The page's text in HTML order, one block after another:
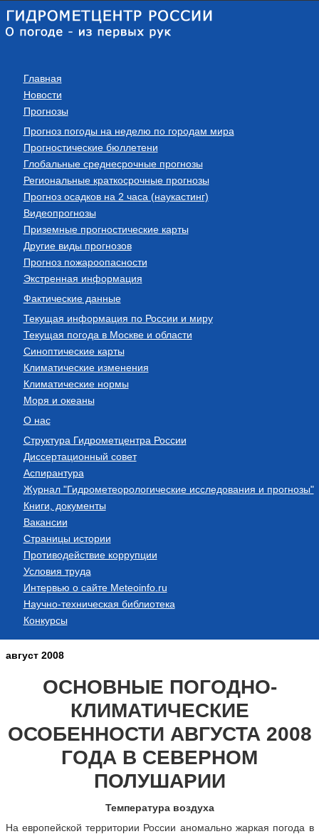
Главная
Новости
Прогнозы
Прогноз погоды на неделю по городам мира
Прогностические бюллетени
Глобальные среднесрочные прогнозы
Региональные краткосрочные прогнозы
Прогноз осадков на 2 часа (наукастинг)
Видеопрогнозы
Приземные прогностические карты
Другие виды прогнозов
Прогноз пожароопасности
Экстренная информация
Фактические данные
Текущая информация по России и миру
Текущая погода в Москве и области
Синоптические карты
Климатические изменения
Климатические нормы
Моря и океаны
О нас
Структура Гидрометцентра России
Диссертационный совет
Аспирантура
Журнал "Гидрометеорологические исследования и прогнозы"
Книги, документы
Вакансии
Страницы истории
Противодействие коррупции
Условия труда
Интервью о сайте Meteoinfo.ru
Научно-техническая библиотека
Конкурсы
август 2008
ОСНОВНЫЕ ПОГОДНО-
КЛИМАТИЧЕСКИЕ
ОСОБЕННОСТИ АВГУСТА 2008
ГОДА В СЕВЕРНОМ
ПОЛУШАРИИ
Температура воздуха
На европейской территории России аномально жаркая погода в